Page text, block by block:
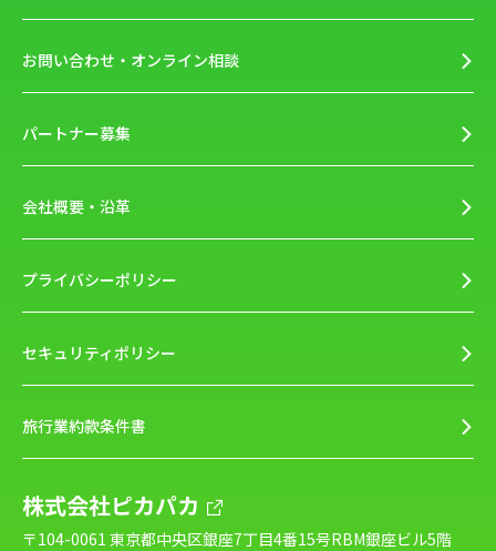
お問い合わせ・オンライン相談
パートナー募集
会社概要・沿革
プライバシーポリシー
セキュリティポリシー
旅行業約款条件書
株式会社ピカパカ
〒104-0061 東京都中央区銀座7丁目4番15号RBM銀座ビル5階